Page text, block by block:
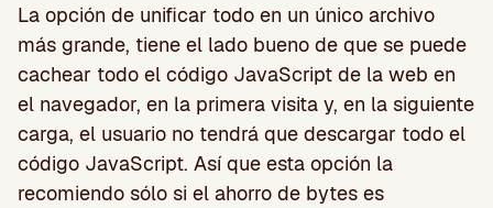
La opción de unificar todo en un único archivo
más grande, tiene el lado bueno de que se puede
cachear todo el código JavaScript de la web en
el navegador, en la primera visita y, en la siguiente
carga, el usuario no tendrá que descargar todo el
código JavaScript. Así que esta opción la
recomiendo sólo si el ahorro de bytes es